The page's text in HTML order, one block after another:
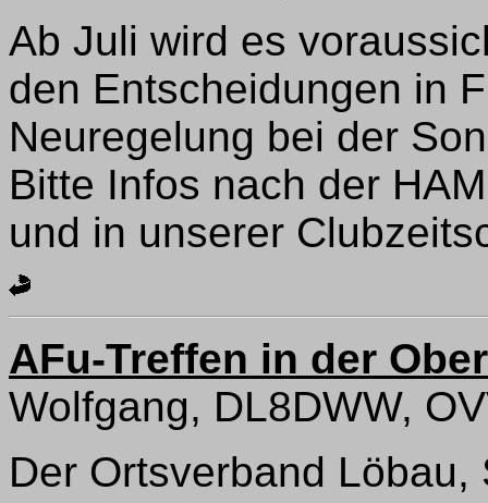
Ab Juli wird es
den Entscheidungen in
Neuregelung bei der
Bitte Infos nach der
und in unserer
AFu-Treffen in der
Wolfgang, DL8DWW,
Der Ortsverband